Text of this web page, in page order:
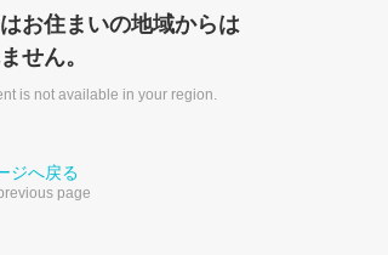
お住まいの地域からは
せん。
is not available in your region.
ジへ戻る
page